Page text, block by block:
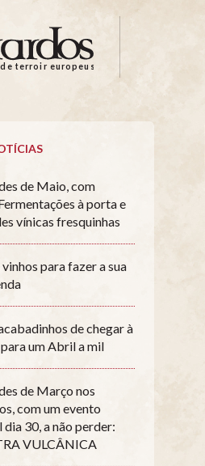
terroir europeus
de Maio, com
à porta e
vínicas fresquinhas
para fazer a sua
de chegar à
um Abril a mil
de Março nos
com um evento
dia 30, a não perder:
VULCÂNICA